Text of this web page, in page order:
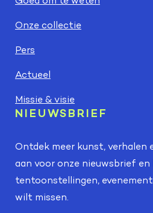
Onze collectie
Pers
Actueel
Missie & visie
NIEUWSBRIEF
Ontdek meer kunst, verhalen
aan voor onze nieuwsbrief
tentoonstellingen,
wilt missen.